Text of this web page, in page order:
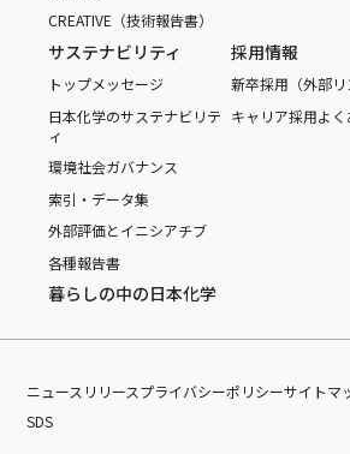
CREATIVE（技術報告書）
サステナビリティ
トップメッセージ
日本化学のサステナビリテ
ィ
環境社会ガバナンス
索引・データ集
外部評価とイニシアチブ
各種報告書
採用情報
新卒採用（外部リ
キャリア採用よ
暮らしの中の日本化学
ニュースリリースプライバシーポリシーサイトマ
SDS